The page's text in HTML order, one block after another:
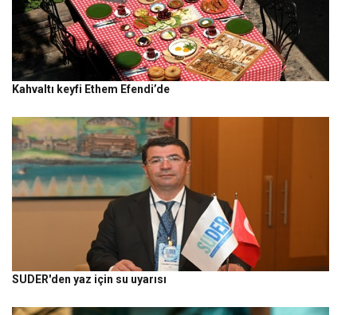
Kahvaltı keyfi Ethem Efendi’de
SUDER'den yaz için su uyarısı